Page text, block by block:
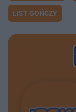
LIST GOŃCZY